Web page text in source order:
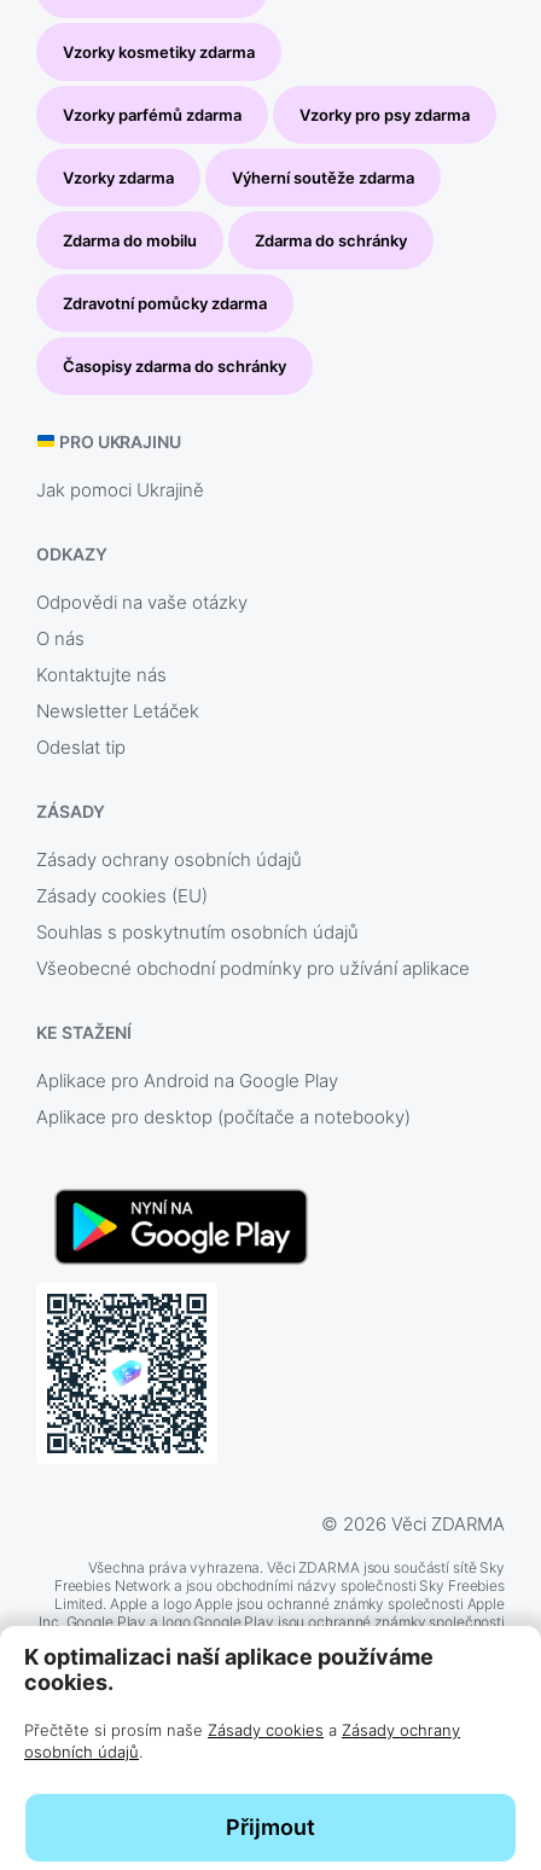
K optimalizaci naší aplikace používáme
cookies.
Přečtěte si prosím naše Zásady cookies a Zásady ochrany
osobních údajů.
Přijmout
Vzorky kosmetiky zdarma
Vzorky parfémů zdarma Vzorky pro psy zdarma
Vzorky zdarma Výherní soutěže zdarma
Zdarma do mobilu Zdarma do schránky
Zdravotní pomůcky zdarma
Časopisy zdarma do schránky
PRO UKRAJINU
Jak pomoci Ukrajině
ODKAZY
Odpovědi na vaše otázky
O nás
Kontaktujte nás
Newsletter Letáček
Odeslat tip
ZÁSADY
Zásady ochrany osobních údajů
Zásady cookies (EU)
Souhlas s poskytnutím osobních údajů
Všeobecné obchodní podmínky pro užívání aplikace
KE STAŽENÍ
Aplikace pro Android na Google Play
Aplikace pro desktop (počítače a notebooky)
© 2026 Věci ZDARMA
Všechna práva vyhrazena. Věci ZDARMA jsou součástí sítě Sky
Freebies Network a jsou obchodními názvy společnosti Sky Freebies
Limited. Apple a logo Apple jsou ochranné známky společnosti Apple
Inc. Google Play a logo Google Play jsou ochranné známky společnosti
být ochrannými známkami příslušných společností.
BĚŽÍ NA
TECHNOLOGII